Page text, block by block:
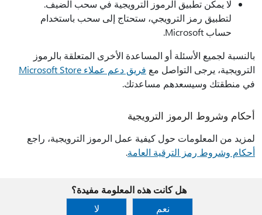
لا يمكن تطبيق الرموز الترويجية في سحب الضيف.
لتطبيق رمز الترويجي، ستحتاج إلى سحب باستخدام
حساب Microsoft.
بالنسبة لجميع الأسئلة أو المساعدة الأخرى المتعلقة بالرموز
الترويجية، يرجى التواصل مع فريق دعم عملاء Microsoft Store
في منطقتك وسيسعدهم مساعدتك.
أحكام وشروط الرموز الترويجية
لمزيد من المعلومات حول كيفية عمل الرموز الترويجية، راجع
أحكام وشروط رمز الترقية العامة.
هل كانت هذه المعلومة مفيدة؟
نعم
لا